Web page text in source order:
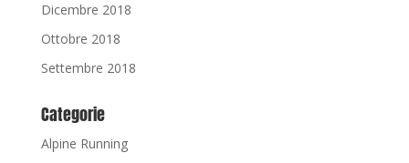
Dicembre 2018
Ottobre 2018
Settembre 2018
Categorie
Alpine Running